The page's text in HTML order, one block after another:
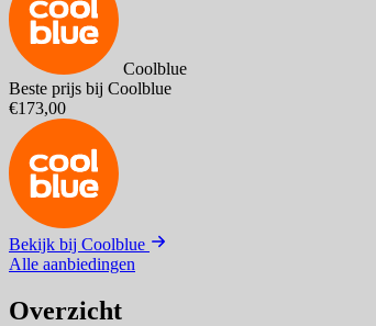
Coolblue
Beste prijs bij Coolblue
€173,00
Bekijk bij Coolblue
Alle aanbiedingen
Overzicht